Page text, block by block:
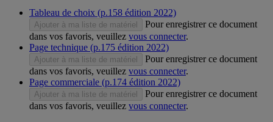
Tableau de choix (p.158 édition 2022)
Ajouter à ma liste de matériel
Pour enregistrer ce document
dans vos favoris, veuillez vous connecter.
Page technique (p.175 édition 2022)
Ajouter à ma liste de matériel
Pour enregistrer ce document
dans vos favoris, veuillez vous connecter.
Page commerciale (p.174 édition 2022)
Ajouter à ma liste de matériel
Pour enregistrer ce document
dans vos favoris, veuillez vous connecter.